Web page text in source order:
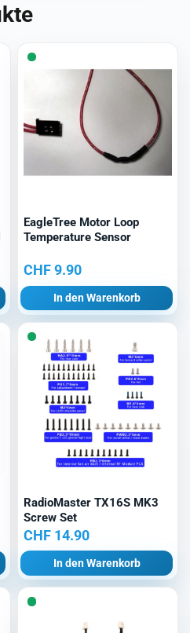
EagleTree Motor Loop
Temperature Sensor
CHF9.90
In den Warenkorb
RadioMaster TX16S MK3
Screw Set
CHF14.90
In den Warenkorb